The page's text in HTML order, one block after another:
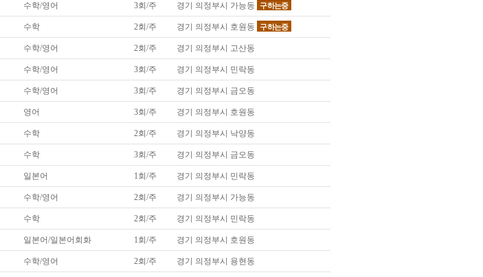
수학/영어 3회/주 경기 의정부시 가능동 구하는중
수학 2회/주 경기 의정부시 호원동 구하는중
수학/영어 2회/주 경기 의정부시 고산동
수학/영어 3회/주 경기 의정부시 민락동
수학/영어 3회/주 경기 의정부시 금오동
영어 3회/주 경기 의정부시 호원동
수학 2회/주 경기 의정부시 낙양동
수학 3회/주 경기 의정부시 금오동
일본어 1회/주 경기 의정부시 민락동
수학/영어 2회/주 경기 의정부시 가능동
수학 2회/주 경기 의정부시 민락동
일본어/일본어회화 1회/주 경기 의정부시 호원동
수학/영어 2회/주 경기 의정부시 용현동